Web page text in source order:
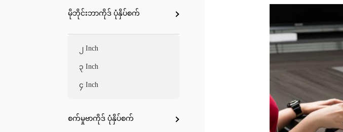
မိုဘိုင်းဘာကိုဒ် ပုံနှိပ်စက်
၂ Inch
၃ Inch
၄ Inch
စက်မှုဗာကိုဒ် ပုံနှိပ်စက်